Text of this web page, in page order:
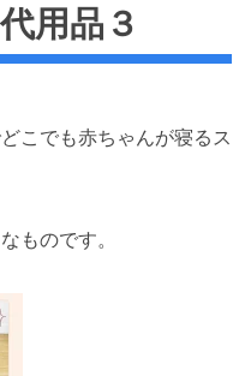
用品３
こでも赤ちゃんが寝るス
ものです。